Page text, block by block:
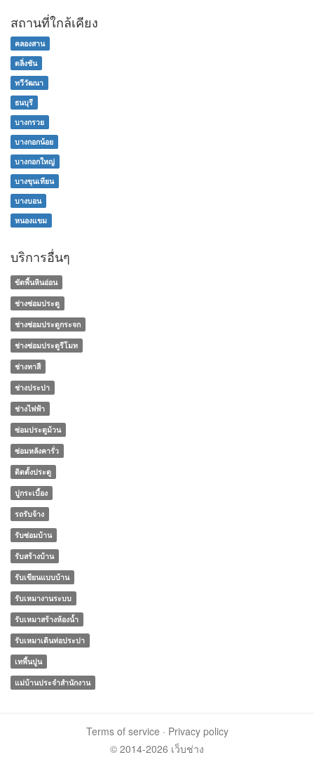
สถานที่ใกล้เคียง
คลองสาน
ตลิ่งชัน
ทวีวัฒนา
ธนบุรี
บางกรวย
บางกอกน้อย
บางกอกใหญ่
บางขุนเทียน
บางบอน
หนองแขม
บริการอื่นๆ
ขัดพื้นหินอ่อน
ช่างซ่อมประตู
ช่างซ่อมประตูกระจก
ช่างซ่อมประตูรีโมท
ช่างทาสี
ช่างประปา
ช่างไฟฟ้า
ซ่อมประตูม้วน
ซ่อมหลังคารั่ว
ติดตั้งประตู
ปูกระเบื้อง
รถรับจ้าง
รับซ่อมบ้าน
รับสร้างบ้าน
รับเขียนแบบบ้าน
รับเหมางานระบบ
รับเหมาสร้างห้องน้ำ
รับเหมาเดินท่อประปา
เทพื้นปูน
แม่บ้านประจําสํานักงาน
Terms of service · Privacy policy
© 2014-2026 เว็บช่าง